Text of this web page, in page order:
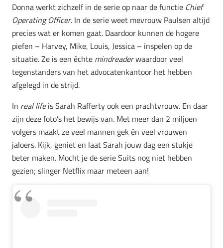
Donna werkt zichzelf in de serie op naar de functie Chief
Operating Officer. In de serie weet mevrouw Paulsen altijd
precies wat er komen gaat. Daardoor kunnen de hogere
piefen – Harvey, Mike, Louis, Jessica – inspelen op de
situatie. Ze is een échte mindreaderwaardoor veel
tegenstanders van het advocatenkantoor het hebben
afgelegd in de strijd.
In real lifeis Sarah Rafferty ook een prachtvrouw. En daar
zijn deze foto’s het bewijs van. Met meer dan 2 miljoen
volgers maakt ze veel mannen gek én veel vrouwen
jaloers. Kijk, geniet en laat Sarah jouw dag een stukje
beter maken. Mocht je de serie Suits nog niet hebben
gezien; slinger Netflix maar meteen aan!